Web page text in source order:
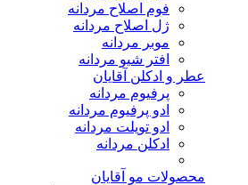
فوم اصلاح مردانه
ژل اصلاح مردانه
موبر مردانه
افتر شیو مردانه
عطر و ادکلن آقایان
پرفیوم مردانه
ادو پرفیوم مردانه
ادو تویلت مردانه
ادکلن مردانه
محصولات مو آقایان